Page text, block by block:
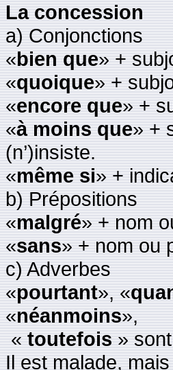
La concession
a) Conjonctions
«bien que» +
«quoique» +
«encore que» +
«à moins que» +
(n’)insiste.
«même si» +
b) Prépositions
«malgré» + nom
«sans» + nom ou
c) Adverbes
«pourtant», «
«néanmoins»,
« toutefois »
Il est malade,